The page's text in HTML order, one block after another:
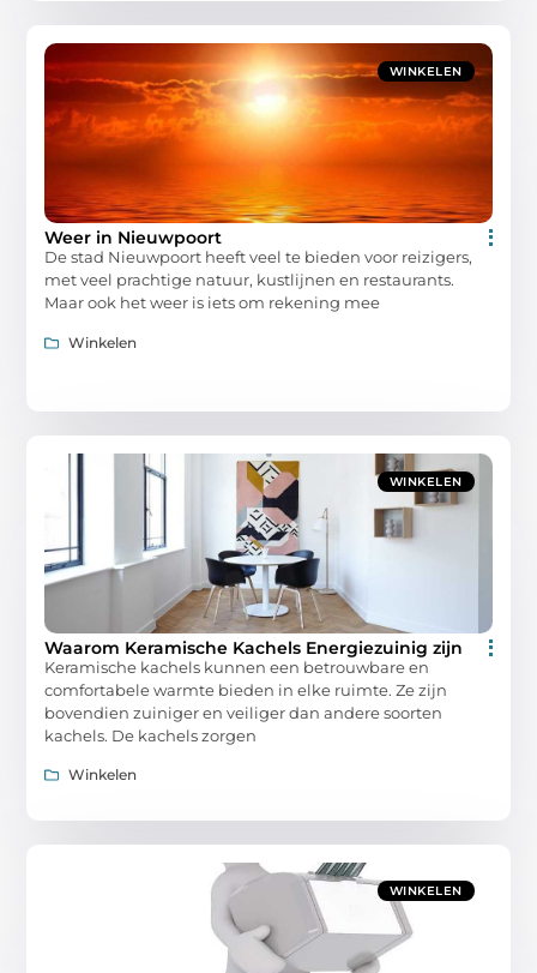
WINKELEN
Weer in Nieuwpoort
De stad Nieuwpoort heeft veel te bieden voor reizigers,
met veel prachtige natuur, kustlijnen en restaurants.
Maar ook het weer is iets om rekening mee
Winkelen
WINKELEN
Waarom Keramische Kachels Energiezuinig zijn
Keramische kachels kunnen een betrouwbare en
comfortabele warmte bieden in elke ruimte. Ze zijn
bovendien zuiniger en veiliger dan andere soorten
kachels. De kachels zorgen
Winkelen
WINKELEN